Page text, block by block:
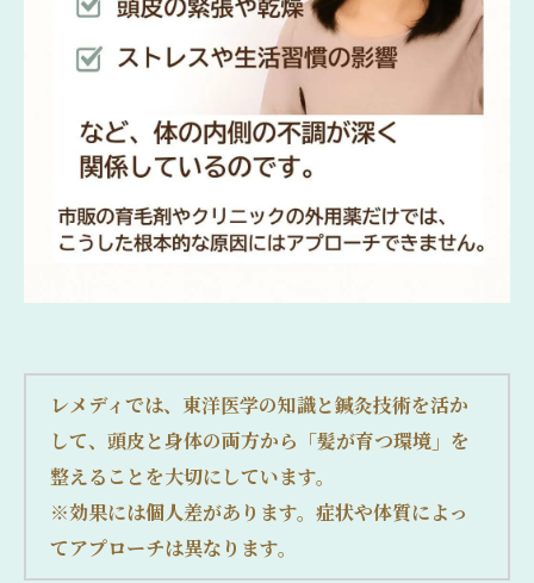
レメディでは、東洋医学の知識と鍼灸技術を活か
して、頭皮と身体の両方から「髪が育つ環境」を
整えることを大切にしています。
※効果には個人差があります。症状や体質によっ
てアプローチは異なります。